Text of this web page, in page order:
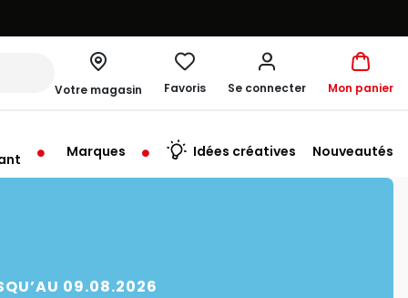
Votre magasin Favoris Se connecter Mon panier
Marques Idées créatives Nouveautés
09.08.2026